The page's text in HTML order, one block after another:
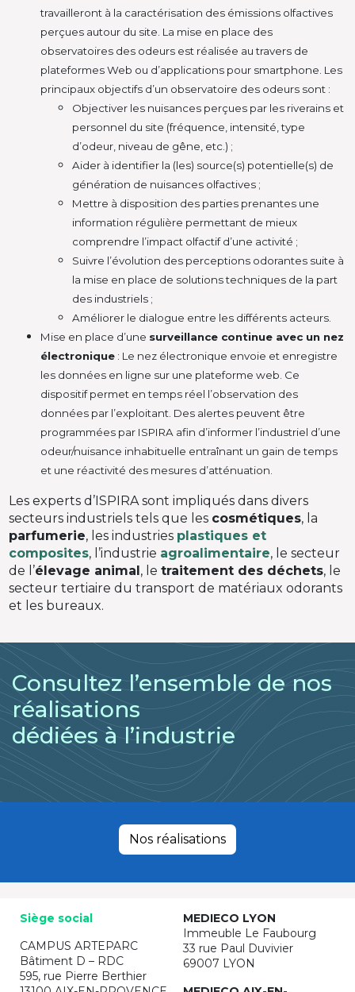
travailleront à la caractérisation des émissions olfactives
perçues autour du site. La mise en place des
observatoires des odeurs est réalisée au travers de
plateformes Web ou d’applications pour smartphone. Les
principaux objectifs d’un observatoire des odeurs sont :
Objectiver les nuisances perçues par les riverains et
personnel du site (fréquence, intensité, type
d’odeur, niveau de gêne, etc.) ;
Aider à identifier la (les) source(s) potentielle(s) de
génération de nuisances olfactives ;
Mettre à disposition des parties prenantes une
information régulière permettant de mieux
comprendre l’impact olfactif d’une activité ;
Suivre l’évolution des perceptions odorantes suite à
la mise en place de solutions techniques de la part
des industriels ;
Améliorer le dialogue entre les différents acteurs.
Mise en place d’une surveillance continue avec un nez
électronique : Le nez électronique envoie et enregistre
les données en ligne sur une plateforme web. Ce
dispositif permet en temps réel l’observation des
données par l’exploitant. Des alertes peuvent être
programmées par ISPIRA afin d’informer l’industriel d’une
odeur/nuisance inhabituelle entraînant un gain de temps
et une réactivité des mesures d’atténuation.
Les experts d’ISPIRA sont impliqués dans divers
secteurs industriels tels que les cosmétiques, la
parfumerie, les industries plastiques et
composites, l’industrie agroalimentaire, le secteur
de l’élevage animal, le traitement des déchets, le
secteur tertiaire du transport de matériaux odorants
et les bureaux.
Consultez l’ensemble de nos
réalisations
dédiées à l’industrie
Nos réalisations
Siège social
CAMPUS ARTEPARC
Bâtiment D – RDC
595, rue Pierre Berthier
MEDIECO LYON
Immeuble Le Faubourg
33 rue Paul Duvivier
69007 LYON